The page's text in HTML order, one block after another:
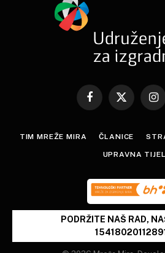
Facebook
X
TIM MREŽE MIRA ČLANICE
UPRAVNA
PODRŽITE NAŠ RAD,